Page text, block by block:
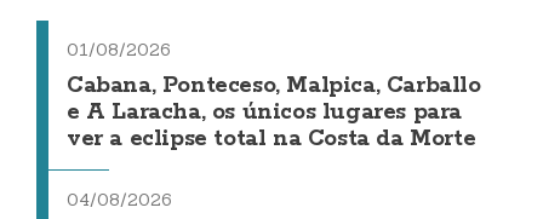
01/08/2026
Cabana, Ponteceso, Malpica, Carballo
e A Laracha, os únicos lugares para
ver a eclipse total na Costa da Morte
04/08/2026